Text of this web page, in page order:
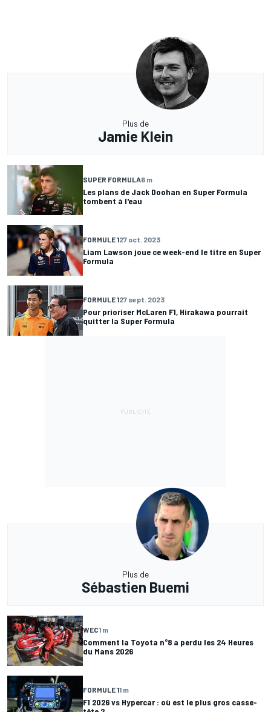
Plus de
Jamie Klein
SUPER FORMULA6 m
Les plans de Jack Doohan en Super Formula
tombent à l'eau
FORMULE 127 oct. 2023
Liam Lawson joue ce week-end le titre en Super
Formula
FORMULE 127 sept. 2023
Pour prioriser McLaren F1, Hirakawa pourrait
quitter la Super Formula
Plus de
Sébastien Buemi
WEC1 m
Comment la Toyota n°8 a perdu les 24 Heures
du Mans 2026
FORMULE 11 m
F1 2026 vs Hypercar : où est le plus gros casse-